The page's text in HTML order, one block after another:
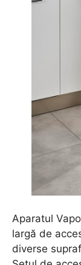
Aparatul
largă de
diverse